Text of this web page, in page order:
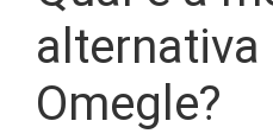
alternativa
Omegle?